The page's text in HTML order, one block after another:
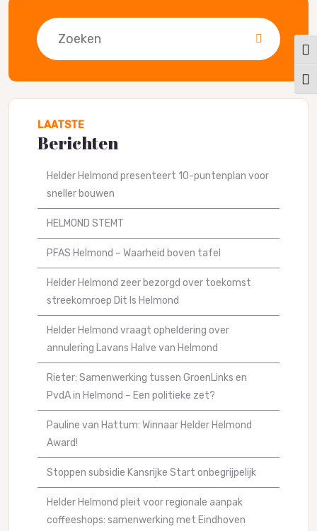
Zoeken
LAATSTE
Berichten
Helder Helmond presenteert 10-puntenplan voor
sneller bouwen
HELMOND STEMT
PFAS Helmond – Waarheid boven tafel
Helder Helmond zeer bezorgd over toekomst
streekomroep Dit Is Helmond
Helder Helmond vraagt opheldering over
annulering Lavans Halve van Helmond
Rieter: Samenwerking tussen GroenLinks en
PvdA in Helmond – Een politieke zet?
Pauline van Hattum: Winnaar Helder Helmond
Award!
Stoppen subsidie Kansrijke Start onbegrijpelijk
Helder Helmond pleit voor regionale aanpak
coffeeshops: samenwerking met Eindhoven